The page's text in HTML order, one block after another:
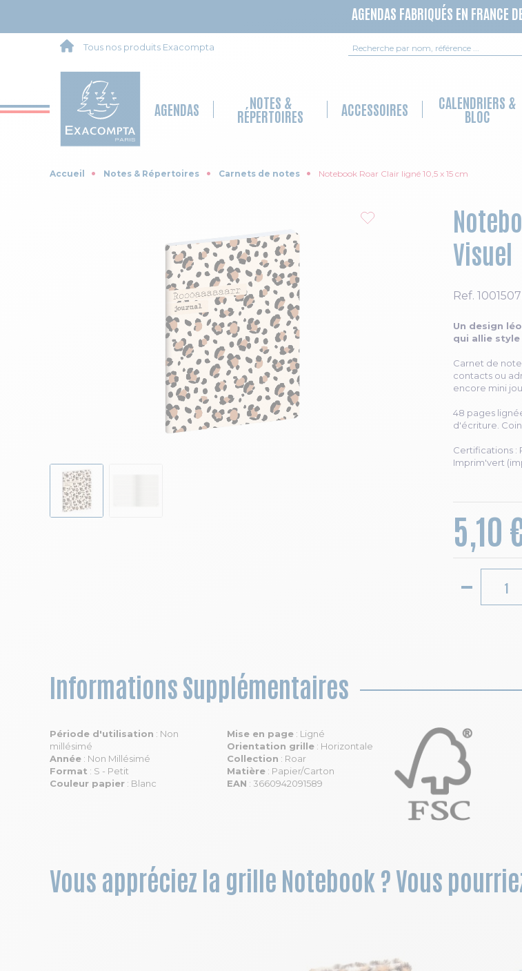
AGENDAS FABRIQUÉS EN FRANCE
Tous nos produits Exacompta Recherche
AGENDAS NOTES &
RÉPERTOIRES ACCESSOIRES CALENDRIERS &
BLOC
Accueil Notes & Répertoires Carnets de notes Notebook Roar Clair ligné 10,5 x 15 cm
Visuel
Ref.
Un design
qui allie
Carnet de
contacts ou
encore mini
48 pages
d'écriture.
Certifications :
Imprim'vert
5,10
Informations Supplémentaires
Période d'utilisation : Non
millésimé
Année : Non Millésimé
Format : S - Petit
Couleur papier : Blanc
Mise en page : Ligné
Orientation grille : Horizontale
Collection : Roar
Matière : Papier/Carton
EAN : 3660942091589
Vous appréciez la grille Notebook ? Vous